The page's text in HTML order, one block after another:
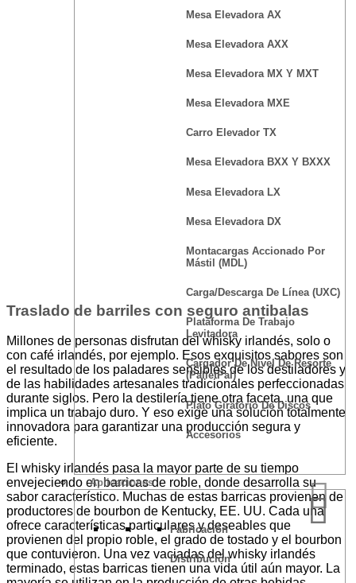
Mesa Elevadora AX
Mesa Elevadora AXX
Mesa Elevadora MX Y MXT
Mesa Elevadora MXE
Carro Elevador TX
Mesa Elevadora BXX Y BXXX
Mesa Elevadora LX
Mesa Elevadora DX
Montacargas Accionado Por
Mástil (MDL)
Carga/Descarga De Línea (UXC)
Plataforma De Trabajo
Levitadora
Cargador De Nivel De Resorte
(PalletPal)
Plato Giratorio De Discos
Accesorios
Aplicaciones
Fabricación
Distribución
Traslado de barriles con seguro antibalas
Millones de personas disfrutan del whisky irlandés, solo o
con café irlandés, por ejemplo. Esos exquisitos sabores son
el resultado de los paladares sensibles de los destiladores y
de las habilidades artesanales tradicionales perfeccionadas
durante siglos. Pero la destilería tiene otra faceta, una que
implica un trabajo duro. Y eso exige una solución totalmente
innovadora para garantizar una producción segura y
eficiente.
El whisky irlandés pasa la mayor parte de su tiempo
envejeciendo en barricas de roble, donde desarrolla su
sabor característico. Muchas de estas barricas provienen de
productores de bourbon de Kentucky, EE. UU. Cada una
ofrece características particulares y deseables que
provienen del propio roble, el grado de tostado y el bourbon
que contuvieron. Una vez vaciadas del whisky irlandés
terminado, estas barricas tienen una vida útil aún mayor. La